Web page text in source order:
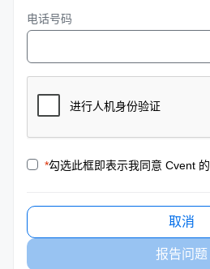
电话号码
*勾选此框即表示我同意 Cvent 的
取消
报告问题